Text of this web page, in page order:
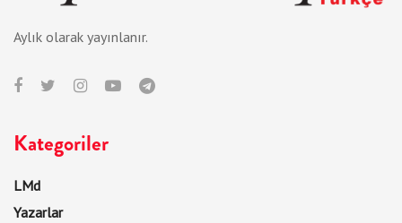
Aylık olarak yayınlanır.
Kategoriler
LMd
Yazarlar